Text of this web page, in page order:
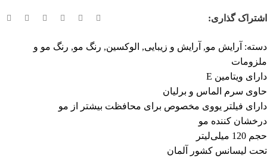
اشتراک گذاری:
دسته: آرایش مو, آرایش و زیبایی, الوکسین, رنگ مو, رنگ مو و
ملزومات
دارای ویتامین E
حاوی سرم الماس و برلیان
دارای فیلتر یووی مخصوص برای محافظت بیشتر از مو
درخشان کننده مو
حجم 120 میلی‌لیتر
تحت لیسانس کشور آلمان